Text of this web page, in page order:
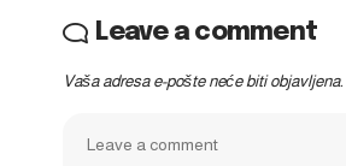
Leave a comment
Vaša adresa e-pošte neće biti objavljena.